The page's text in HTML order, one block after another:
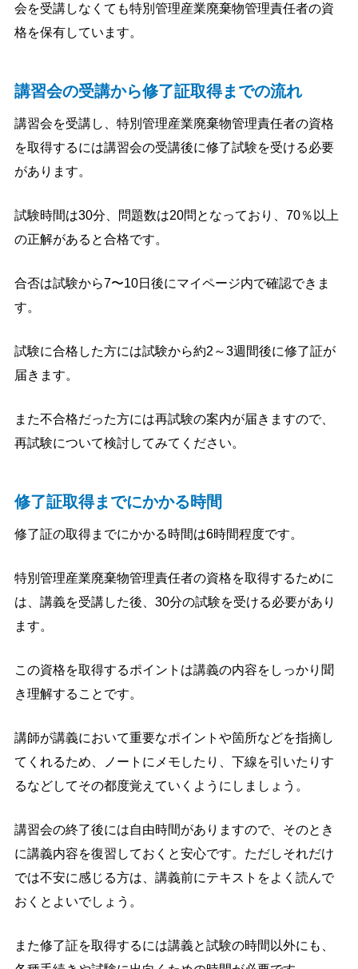
会を受講しなくても特別管理産業廃棄物管理責任者の資
格を保有しています。
講習会の受講から修了証取得までの流れ
講習会を受講し、特別管理産業廃棄物管理責任者の資格
を取得するには講習会の受講後に修了試験を受ける必要
があります。
試験時間は30分、問題数は20問となっており、70％以上
の正解があると合格です。
合否は試験から7〜10日後にマイページ内で確認できま
す。
試験に合格した方には試験から約2～3週間後に修了証が
届きます。
また不合格だった方には再試験の案内が届きますので、
再試験について検討してみてください。
修了証取得までにかかる時間
修了証の取得までにかかる時間は6時間程度です。
特別管理産業廃棄物管理責任者の資格を取得するために
は、講義を受講した後、30分の試験を受ける必要があり
ます。
この資格を取得するポイントは講義の内容をしっかり聞
き理解することです。
講師が講義において重要なポイントや箇所などを指摘し
てくれるため、ノートにメモしたり、下線を引いたりす
るなどしてその都度覚えていくようにしましょう。
講習会の終了後には自由時間がありますので、そのとき
に講義内容を復習しておくと安心です。ただしそれだけ
では不安に感じる方は、講義前にテキストをよく読んで
おくとよいでしょう。
また修了証を取得するには講義と試験の時間以外にも、